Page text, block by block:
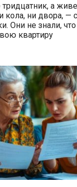
а
ни двора, —
Они не знали,
квартиру